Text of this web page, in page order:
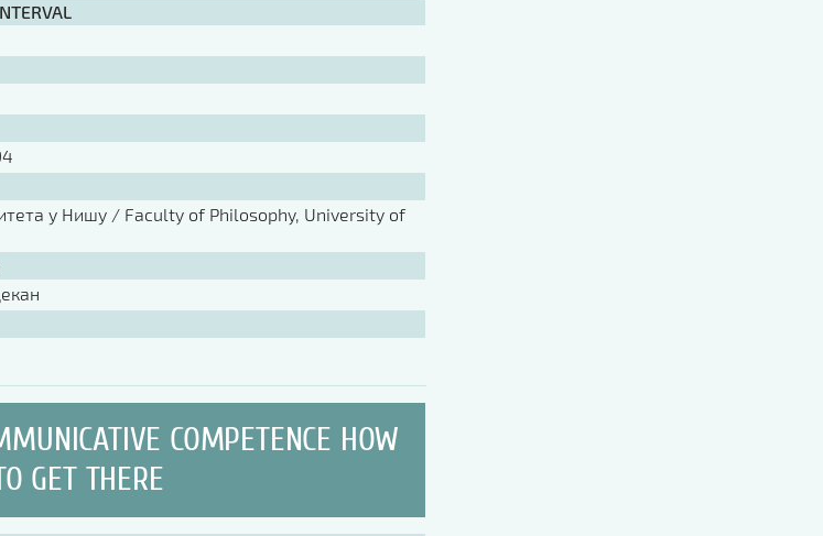
у Нишу / Faculty of Philosophy, University of
COMPETENCE HOW
GET THERE